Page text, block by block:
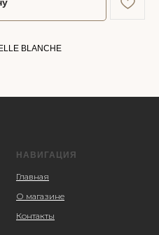
BLANCHE
НАВИГАЦИЯ
Главная
О магазине
Контакты